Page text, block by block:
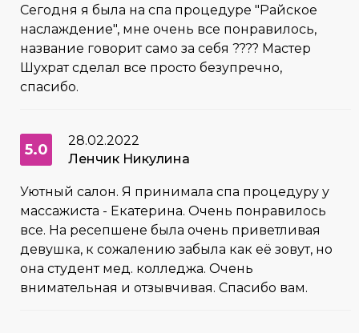
Сегодня я была на спа процедуре "Райское
наслаждение", мне очень все понравилось,
название говорит само за себя ???? Мастер
Шухрат сделал все просто безупречно,
спасибо.
5.0
28.02.2022
Ленчик Никулина
Уютный салон. Я принимала спа процедуру у
массажиста - Екатерина. Очень понравилось
все. На ресепшене была очень приветливая
девушка, к сожалению забыла как её зовут, но
она студент мед. колледжа. Очень
внимательная и отзывчивая. Спасибо вам.